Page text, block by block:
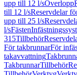
upp till 12 l/sÖverlopp
till 12 l/sReservdelar
upp till 25 l/s
l/sFästen
315Tillbehör
För takbrunnarFör
takavvattning
TakbrunnarTillbehör